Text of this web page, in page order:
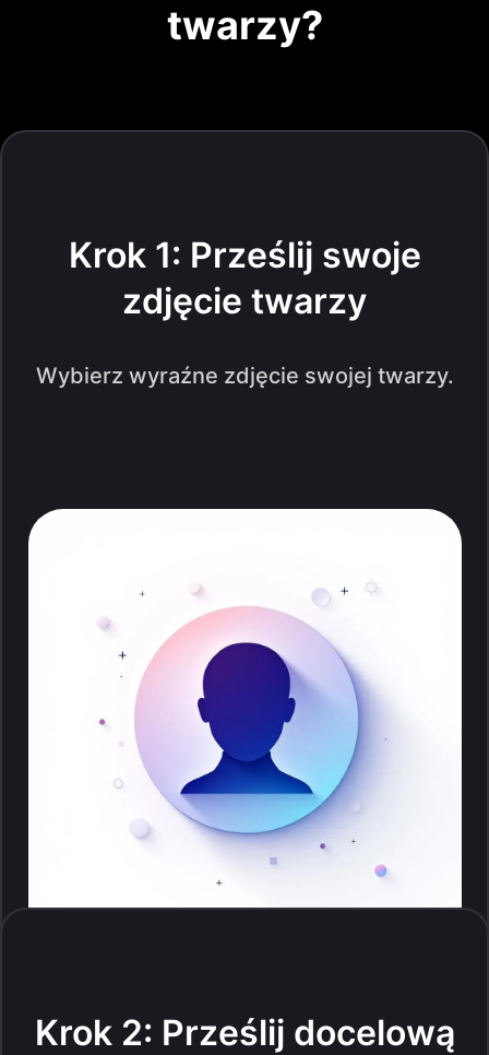
twarzy?
Krok 1: Prześlij swoje
zdjęcie twarzy
Wybierz wyraźne zdjęcie swojej twarzy.
Krok 2: Prześlij docelową